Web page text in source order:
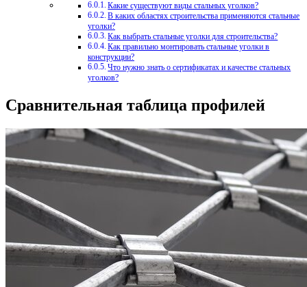
Какие существуют виды стальных уголков?
В каких областях строительства применяются стальные
уголки?
Как выбрать стальные уголки для строительства?
Как правильно монтировать стальные уголки в
конструкции?
Что нужно знать о сертификатах и качестве стальных
уголков?
Сравнительная таблица профилей